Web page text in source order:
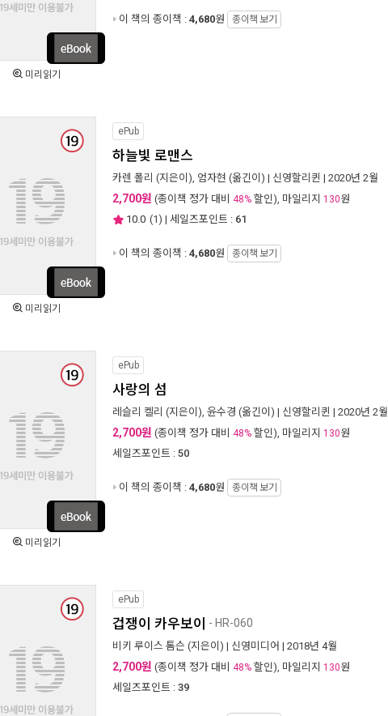
미리읽기
이 책의 종이책 : 4,680원 종이책 보기
미리읽기
ePub
하늘빛 로맨스
카렌 폴리 (지은이), 엄자현 (옮긴이) | 신영할리퀸 | 2020년 2월
2,700원 (종이책 정가 대비 48% 할인), 마일리지 130원
10.0 (1) | 세일즈포인트 : 61
이 책의 종이책 : 4,680원 종이책 보기
미리읽기
ePub
사랑의 섬
레슬리 켈리 (지은이), 윤수경 (옮긴이) | 신영할리퀸 | 2020년 2월
2,700원 (종이책 정가 대비 48% 할인), 마일리지 130원
세일즈포인트 : 50
이 책의 종이책 : 4,680원 종이책 보기
ePub
겁쟁이 카우보이 - HR-060
비키 루이스 톰슨 (지은이) | 신영미디어 | 2018년 4월
2,700원 (종이책 정가 대비 48% 할인), 마일리지 130원
세일즈포인트 : 39